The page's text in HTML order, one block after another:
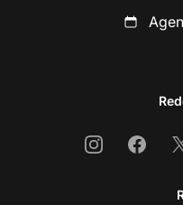
Instagram